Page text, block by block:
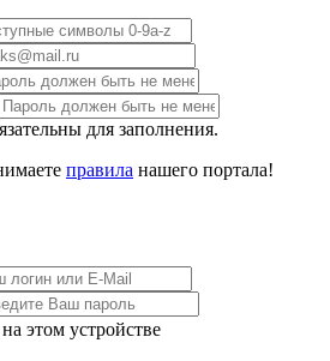
для заполнения.
правила нашего портала!
этом устройстве